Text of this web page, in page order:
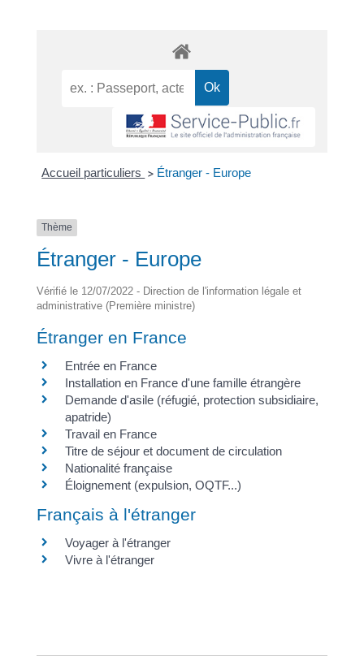
Accueil particuliers > Étranger - Europe
Thème
Étranger - Europe
Vérifié le 12/07/2022 - Direction de l'information légale et
administrative (Première ministre)
Étranger en France
Entrée en France
Installation en France d'une famille étrangère
Demande d'asile (réfugié, protection subsidiaire,
apatride)
Travail en France
Titre de séjour et document de circulation
Nationalité française
Éloignement (expulsion, OQTF...)
Français à l'étranger
Voyager à l'étranger
Vivre à l'étranger